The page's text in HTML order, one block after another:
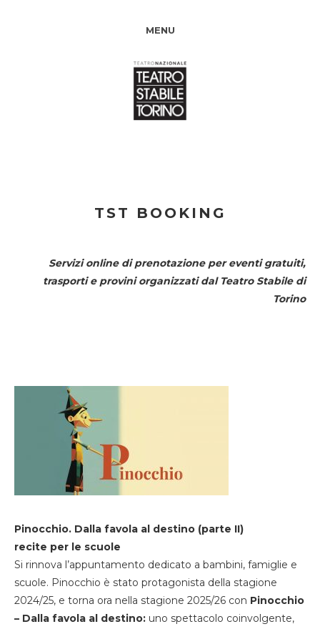
MENU
TST BOOKING
Servizi online di prenotazione per eventi gratuiti,
trasporti e provini organizzati dal Teatro Stabile di
Torino
Pinocchio. Dalla favola al destino (parte II)
recite per le scuole
Si rinnova l’appuntamento dedicato a bambini, famiglie e
scuole. Pinocchio è stato protagonista della stagione
2024/25, e torna ora nella stagione 2025/26 con Pinocchio
– Dalla favola al destino: uno spettacolo coinvolgente,